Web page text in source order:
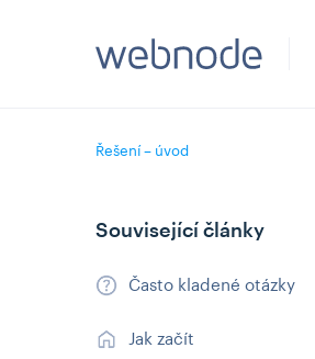
Řešení – úvod
Související články
Často kladené otázky
Jak začít